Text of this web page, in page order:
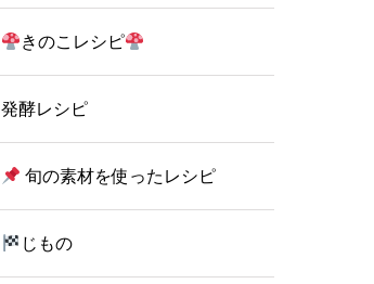
きのこレシピ
発酵レシピ
旬の素材を使ったレシピ
じもの